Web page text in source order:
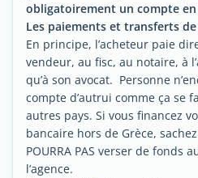
obligatoirement un compte en
Les paiements et transferts
En principe, l’acheteur paie
vendeur, au fisc, au notaire, à
qu’à son avocat. Personne
compte d’autrui comme ça se
autres pays. Si vous financez
bancaire hors de Grèce,
POURRA PAS verser de fonds
l’agence.